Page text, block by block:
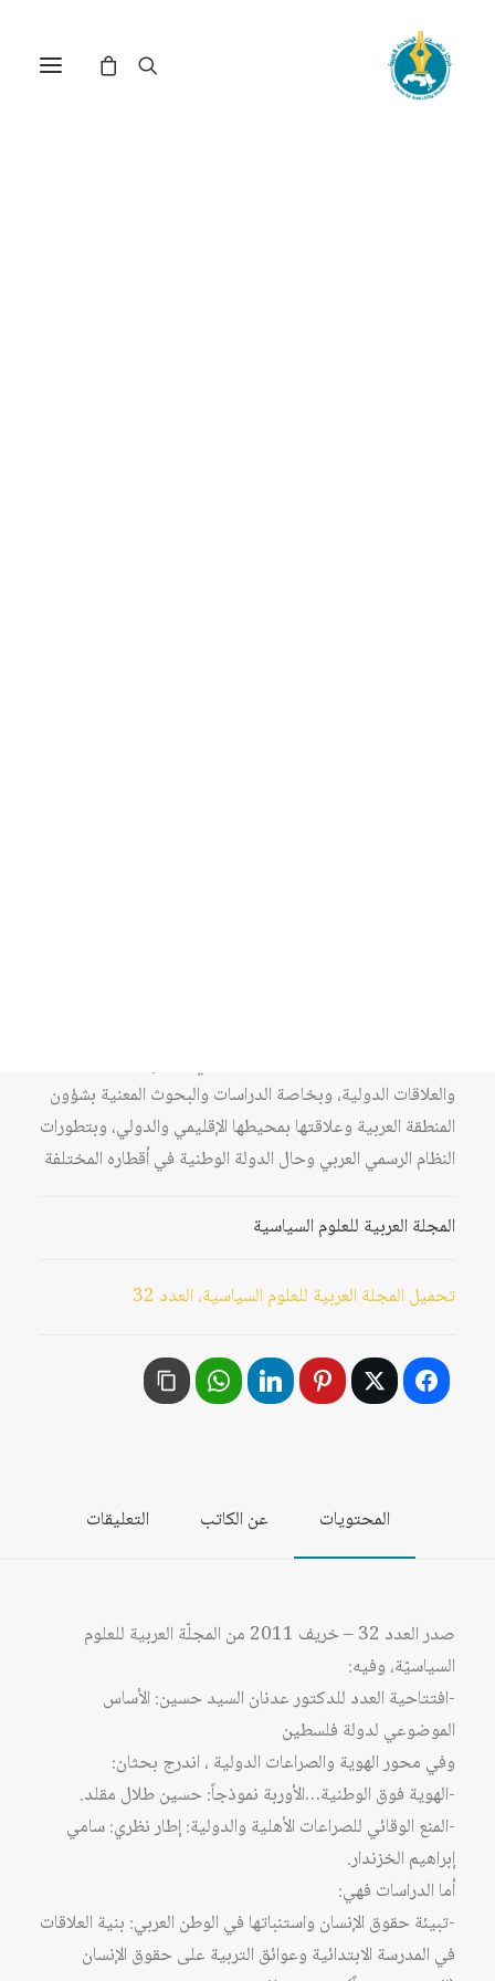
البحوث والدراسات العلمية المختصة في العلوم السياسية
والعلاقات الدولية، وبخاصة الدراسات والبحوث المعنية بشؤون
المنطقة العربية وعلاقتها بمحيطها الإقليمي والدولي، وبتطورات
النظام الرسمي العربي وحال الدولة الوطنية في أقطاره المختلفة
المجلة العربية للعلوم السياسية
تحميل المجلة العربية للعلوم السياسية، العدد 32
المحتويات عن الكاتب التعليقات
صدر العدد 32 – خريف 2011 من المجلّة العربية للعلوم
السياسيّة، وفيه:
-افتتاحية العدد للدكتور عدنان السيد حسين: الأساس
الموضوعي لدولة فلسطين
وفي محور الهوية والصراعات الدولية ، اندرج بحثان:
-الهوية فوق الوطنية…الأوربة نموذجاً: حسين طلال مقلد.
-المنع الوقائي للصراعات الأهلية والدولية: إطار نظري: سامي
إبراهيم الخزندار.
أما الدراسات فهي:
-تبيئة حقوق الإنسان واستنباتها في الوطن العربي: بنية العلاقات
في المدرسة الابتدائية وعوائق التربية على حقوق الإنسان